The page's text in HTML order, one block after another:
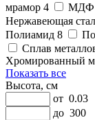
мрамор 4 МДФ
Нержавеющая
Полиамид 8
Сплав
Хромированный
Показать все
Высота, см
от 0.03
до 300